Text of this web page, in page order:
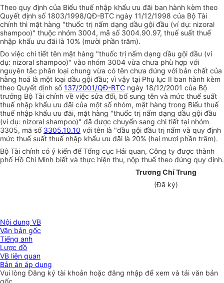
Theo quy định của Biểu thuế nhập khẩu ưu đãi ban hành kèm theo
Quyết định số 1803/1998/QĐ-BTC ngày 11/12/1998 của Bộ Tài
chính thì mặt hàng "thuốc trị nấm dạng dầu gội đầu (ví dụ: nizoral
shampoo)" thuộc nhóm 3004, mã số 3004.90.97, thuế suất thuế
nhập khẩu ưu đãi là 10% (mười phần trăm).
Do việc chi tiết tên mặt hàng "thuốc trị nấm dạng dầu gội đầu (ví
dụ: nizoral shampoo)" vào nhóm 3004 vừa chưa phù hợp với
nguyên tắc phân loại chung vừa có tên chưa đúng với bản chất của
hàng hoá là một loại dầu gội đầu; vì vậy tại Phụ lục II ban hành kèm
theo Quyết định số137/2001/QĐ-BTC ngày 18/12/2001 của Bộ
trưởng Bộ Tài chính về việc sửa đổi, bổ sung tên và mức thuế suất
thuế nhập khẩu ưu đãi của một số nhóm, mặt hàng trong Biểu thuế
thuế nhập khẩu ưu đãi, mặt hàng "thuốc trị nấm dạng dầu gội đầu
(ví dụ: nizoral shampoo)" đã được chuyển sang chi tiết tại nhóm
3305, mã số 3305.10.10 với tên là "dầu gội đầu trị nấm và quy định
mức thuế suất thuế nhập khẩu ưu đãi là 20% (hai mươi phần trăm).
Bộ Tài chính có ý kiến để Tổng cục Hải quan, Công ty được thành
phố Hồ Chí Minh biết và thực hiện thu, nộp thuế theo đúng quy định.
Trương Chí Trung
(Đã ký)
Nội dung VB
Văn bản gốc
Tiếng anh
Lược đồ
VB liên quan
Bản án áp dụng
Vui lòngĐăng ký tài khoản hoặc đăng nhập để xem và tải văn bản
gốc.